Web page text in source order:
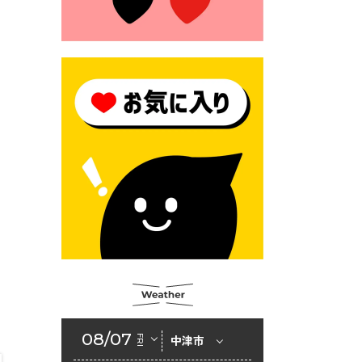
2026年6月23日 公告一覧（市
市佐野・則尾育英会奨学生募
集の「てびき」
2026年6月18日 セアカゴケグ
モにご注意ください！
2026年6月17日 クーリングシ
ェルターの指定
センサス-活動調査
回定例会「一般質問一覧表」
08/07 FRI 中津市